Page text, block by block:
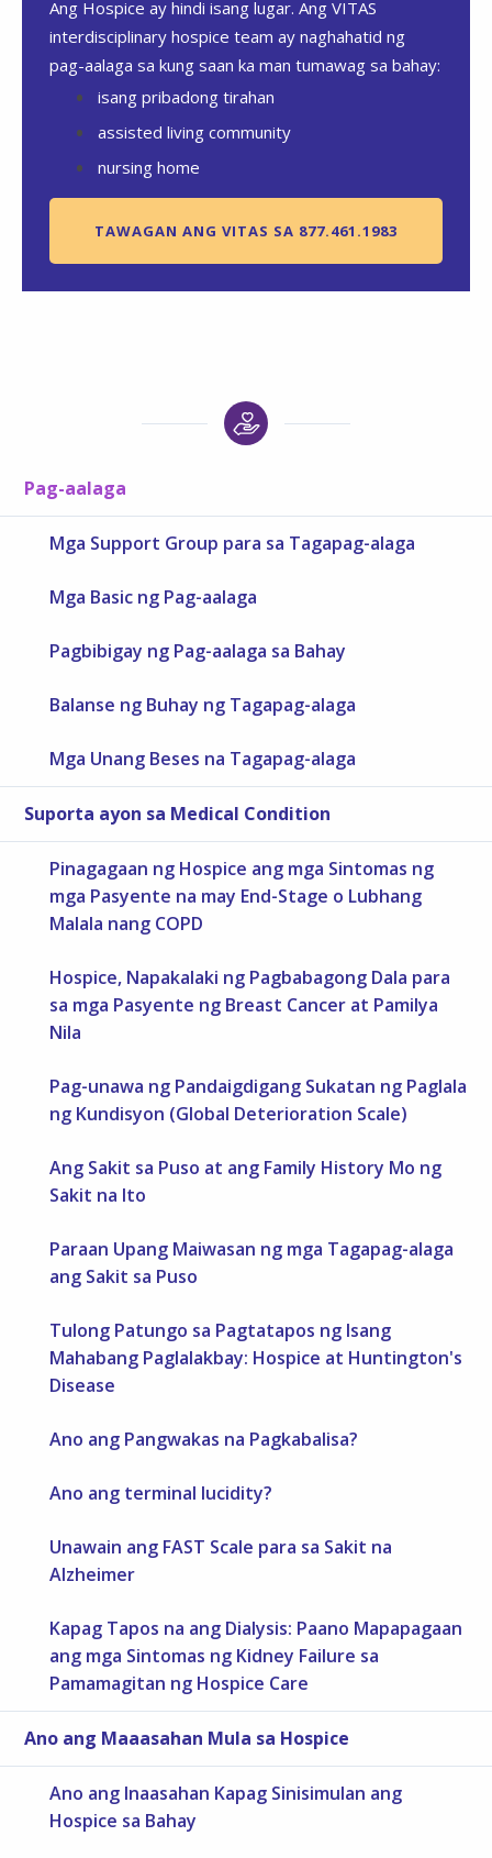
Ang Hospice ay hindi isang lugar. Ang VITAS
interdisciplinary hospice team ay naghahatid ng
pag-aalaga sa kung saan ka man tumawag sa bahay:
isang pribadong tirahan
assisted living community
nursing home
TAWAGAN ANG VITAS SA 877.461.1983
Pag-aalaga
Mga Support Group para sa Tagapag-alaga
Mga Basic ng Pag-aalaga
Pagbibigay ng Pag-aalaga sa Bahay
Balanse ng Buhay ng Tagapag-alaga
Mga Unang Beses na Tagapag-alaga
Suporta ayon sa Medical Condition
Pinagagaan ng Hospice ang mga Sintomas ng
mga Pasyente na may End-Stage o Lubhang
Malala nang COPD
Hospice, Napakalaki ng Pagbabagong Dala para
sa mga Pasyente ng Breast Cancer at Pamilya
Nila
Pag-unawa ng Pandaigdigang Sukatan ng Paglala
ng Kundisyon (Global Deterioration Scale)
Ang Sakit sa Puso at ang Family History Mo ng
Sakit na Ito
Paraan Upang Maiwasan ng mga Tagapag-alaga
ang Sakit sa Puso
Tulong Patungo sa Pagtatapos ng Isang
Mahabang Paglalakbay: Hospice at Huntington's
Disease
Ano ang Pangwakas na Pagkabalisa?
Ano ang terminal lucidity?
Unawain ang FAST Scale para sa Sakit na
Alzheimer
Kapag Tapos na ang Dialysis: Paano Mapapagaan
ang mga Sintomas ng Kidney Failure sa
Pamamagitan ng Hospice Care
Ano ang Maaasahan Mula sa Hospice
Ano ang Inaasahan Kapag Sinisimulan ang
Hospice sa Bahay